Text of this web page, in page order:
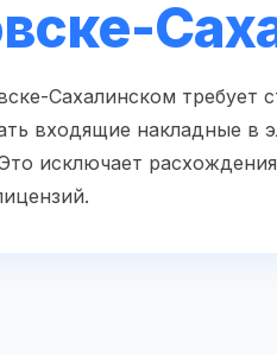
Сахалинском требует
входящие накладные в
исключает